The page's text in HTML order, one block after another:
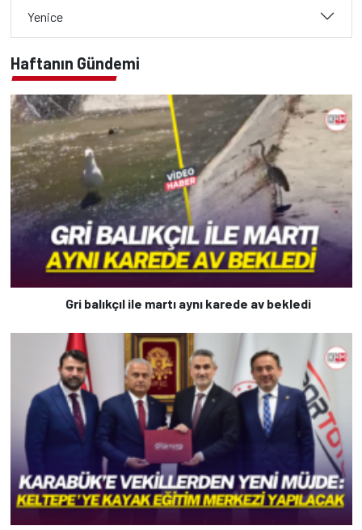
Yenice
Haftanın Gündemi
Gri balıkçıl ile martı aynı karede av bekledi